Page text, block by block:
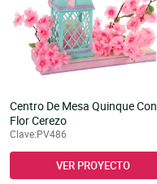
Centro De Mesa Quinque Con
Flor Cerezo
Clave:PV486
VER PROYECTO